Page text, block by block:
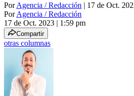
PorAgencia / Redacción | 17 de Oct.
PorAgencia / Redacción
17 de Oct. 2023 | 1:59 pm
Compartir
otras columnas